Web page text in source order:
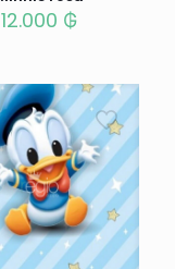
12.000 ₲